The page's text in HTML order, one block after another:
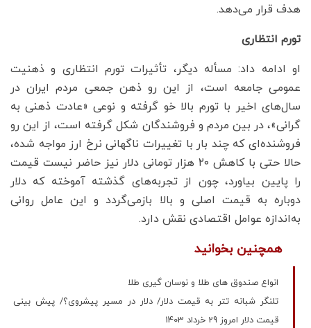
هدف قرار می‌دهد.
تورم انتظاری
او ادامه داد: مسأله دیگر، تأثیرات تورم انتظاری و ذهنیت
عمومی جامعه است، از این رو ذهن جمعی مردم ایران در
سال‌های اخیر با تورم بالا خو گرفته و نوعی «عادت ذهنی به
گرانی»، در بین مردم و فروشندگان شکل گرفته است، از این رو
فروشنده‌ای که چند بار با تغییرات ناگهانی نرخ ارز مواجه شده،
حالا حتی با کاهش ۲۰ هزار تومانی دلار نیز حاضر نیست قیمت
را پایین بیاورد، چون از تجربه‌های گذشته آموخته که دلار
دوباره به قیمت اصلی و بالا بازمی‌گردد و این عامل روانی
به‌اندازه عوامل اقتصادی نقش دارد.
همچنین بخوانید
انواع صندوق های طلا و نوسان گیری طلا
تلنگر شبانه تتر به قیمت دلار/ دلار در مسیر پیشروی؟/ پیش بینی
قیمت دلار امروز 29 خرداد 1403